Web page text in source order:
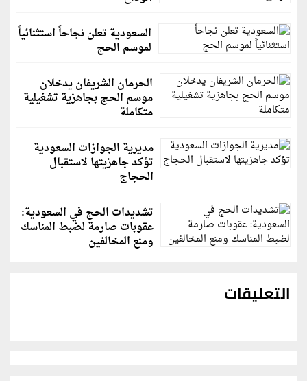
السعودية تعلن نجاحاً استثنائياً
لموسم الحج
الحرمان الشريفان يدخلان
موسم الحج بجاهزية تشغيلية
متكاملة
مديرية الجوازات السعودية
تؤكد جاهزيتها لاستقبال
الحجاج
تشديدات الحج في السعودية:
عقوبات صارمة لضبط المناسك
ومنع المخالفين
التعليقات